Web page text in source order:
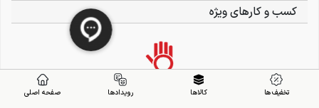
کسب و کارهای ویژه
تخفیف ها کالاها رویدادها صفحه اصلی